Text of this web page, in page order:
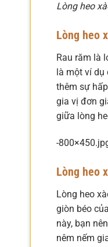
Lòng heo
Lòng heo
Rau răm là
là một ví
thêm sự
gia vị đơn
giữa lòng
-
Lòng heo
Lòng heo
giòn béo
này, bạn
nêm nếm